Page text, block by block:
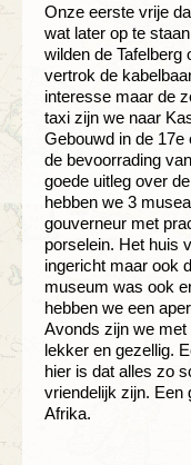
Onze eerste vrije
wat later op te
wilden de
vertrok de
interesse maar de
taxi zijn we naar
Gebouwd in de
de bevoorrading
goede uitleg over
hebben we 3
gouverneur met
porselein. Het huis
ingericht maar ook
museum was ook
hebben we een
Avonds zijn we met
lekker en gezellig.
hier is dat alles zo
vriendelijk zijn. Een
Afrika.